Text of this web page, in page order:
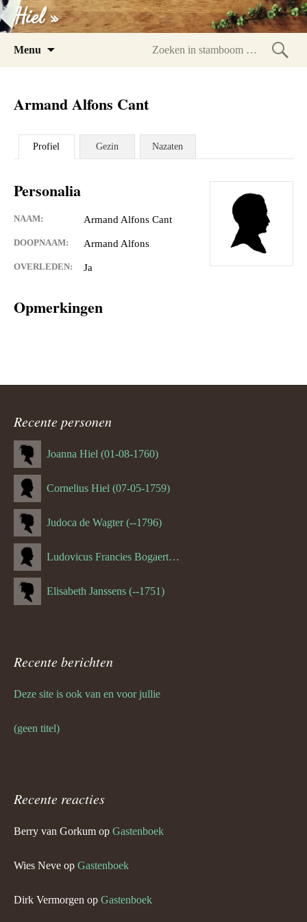
Hiel »
Menu
Armand Alfons Cant
Profiel Gezin Nazaten
Personalia
NAAM: Armand Alfons Cant
DOOPNAAM: Armand Alfons
OVERLEDEN: Ja
Opmerkingen
Recente personen
Joanna Hiel (01-08-1760)
Cornelius Hiel (07-05-1759)
Judoca de Wagter (--1796)
Ludovicus Francies Bogaert (--1825)
Elisabeth Janssens (--1751)
Recente berichten
Deze site is ook van en voor jullie
(geen titel)
Recente reacties
Berry van Gorkum op Gastenboek
Wies Neve op Gastenboek
Dirk Vermorgen op Gastenboek